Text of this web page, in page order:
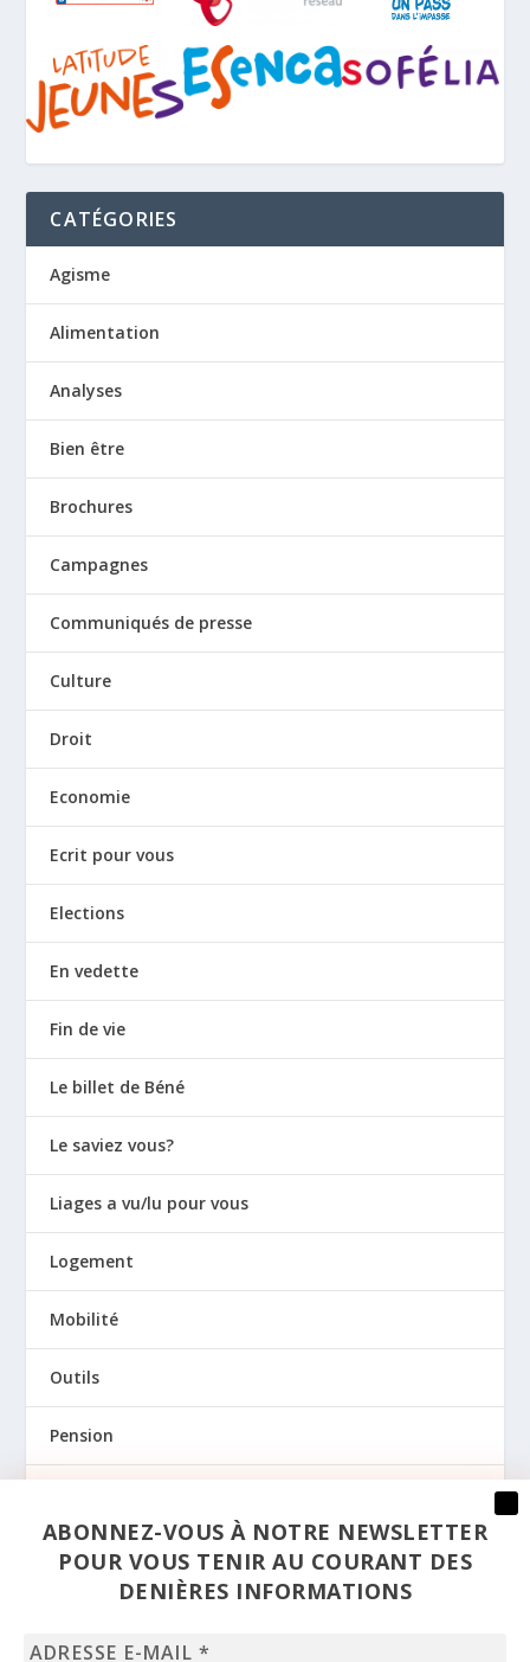
ABONNEZ-VOUS À NOTRE NEWSLETTER
POUR VOUS TENIR AU COURANT DES
DENIÈRES INFORMATIONS
Adresse
CATÉGORIES
Agisme
Alimentation
Analyses
Bien être
Brochures
Campagnes
Communiqués de presse
Culture
Droit
Economie
Ecrit pour vous
Elections
En vedette
Fin de vie
Le billet de Béné
Le saviez vous?
Liages a vu/lu pour vous
Logement
Mobilité
Outils
Pension
Regards